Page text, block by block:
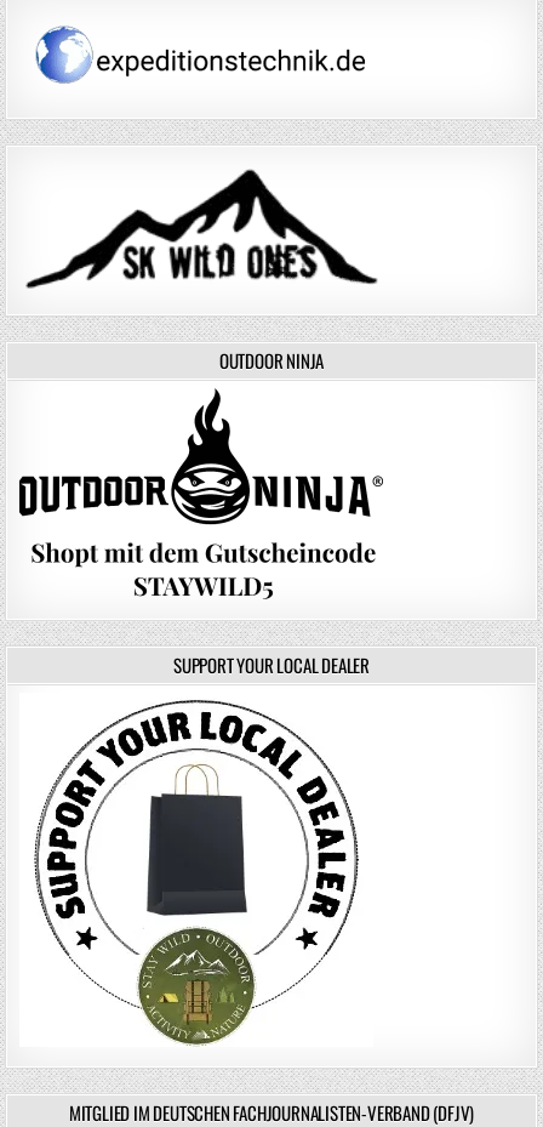
OUTDOOR NINJA
SUPPORT YOUR LOCAL DEALER
MITGLIED IM DEUTSCHEN FACHJOURNALISTEN-VERBAND (DFJV)